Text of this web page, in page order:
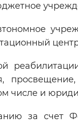
числе и
за счет